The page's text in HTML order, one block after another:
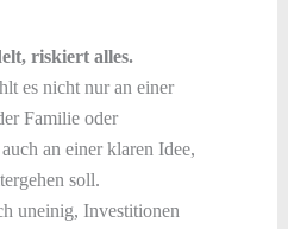
riskiert alles.
es nicht nur an einer
Familie oder
an einer klaren Idee,
soll.
uneinig, Investitionen